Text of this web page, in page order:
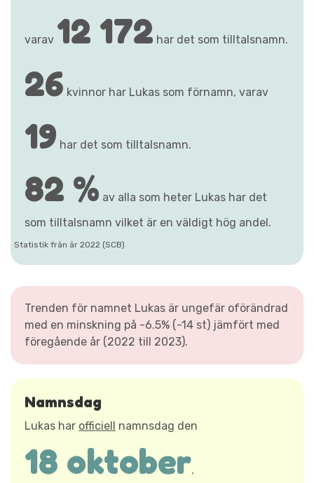
varav 12 172 har det som tilltalsnamn.
26 kvinnor har Lukas som förnamn, varav
19 har det som tilltalsnamn.
82 % av alla som heter Lukas har det
som tilltalsnamn vilket är en väldigt hög andel.
Statistik från år 2022 (SCB)
Trenden för namnet Lukas är ungefär oförändrad
med en minskning på -6.5% (-14 st) jämfört med
föregående år (2022 till 2023).
Namnsdag
Lukas har officiell namnsdag den
18 oktober.